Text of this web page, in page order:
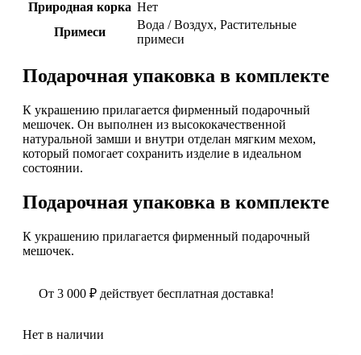
Природная корка Нет
Примеси
Вода / Воздух, Растительные
примеси
Подарочная упаковка в комплекте
К украшению прилагается фирменный подарочный
мешочек. Он выполнен из высококачественной
натуральной замши и внутри отделан мягким мехом,
который помогает сохранить изделие в идеальном
состоянии.
Подарочная упаковка в комплекте
К украшению прилагается фирменный подарочный
мешочек.
От 3 000 ₽ действует бесплатная доставка!
Нет в наличии